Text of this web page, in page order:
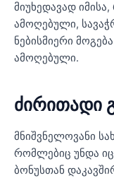
მიუხედავად
ამოღებული,
ნებისმიერი
ამოღებული.
ძირითადი
მნიშვნელოვანი
რომლებიც უნდა
ბონუსთან